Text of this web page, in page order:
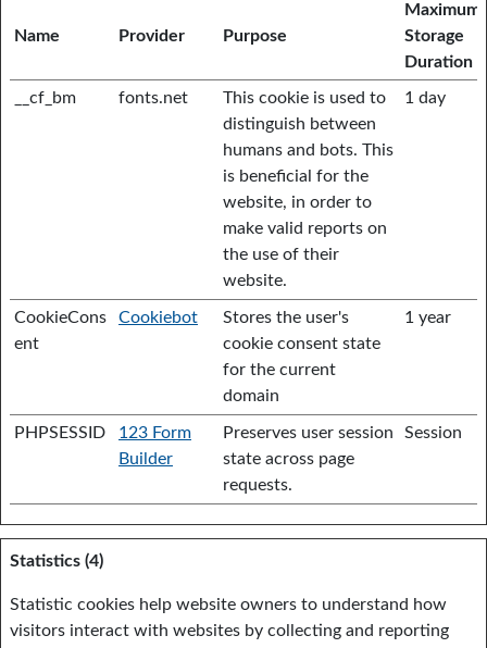
Name Provider Purpose
Maximum
Storage
Duration
__cf_bm fonts.net
This cookie is used to
distinguish between
humans and bots. This
is beneficial for the
website, in order to
make valid reports on
the use of their
website.
1 day
CookieCons
ent
Cookiebot
Stores the user's
cookie consent state
for the current
domain
1 year
PHPSESSID
123 Form
Builder
Preserves user session
state across page
requests.
Session
Statistics (4)
Statistic cookies help website owners to understand how
visitors interact with websites by collecting and reporting